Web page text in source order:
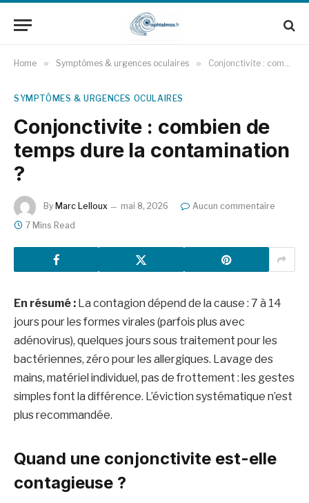
Home » Symptômes & urgences oculaires » Conjonctivite : combien de temps dure la contamination ?
SYMPTÔMES & URGENCES OCULAIRES
Conjonctivite : combien de
temps dure la contamination
?
By Marc Lelloux mai 8, 2026
Aucun commentaire
7 Mins Read
En résumé : La contagion dépend de la cause : 7 à 14
jours pour les formes virales (parfois plus avec
adénovirus), quelques jours sous traitement pour les
bactériennes, zéro pour les allergiques. Lavage des
mains, matériel individuel, pas de frottement : les gestes
simples font la différence. L’éviction systématique n’est
plus recommandée.
Quand une conjonctivite est-elle
contagieuse ?